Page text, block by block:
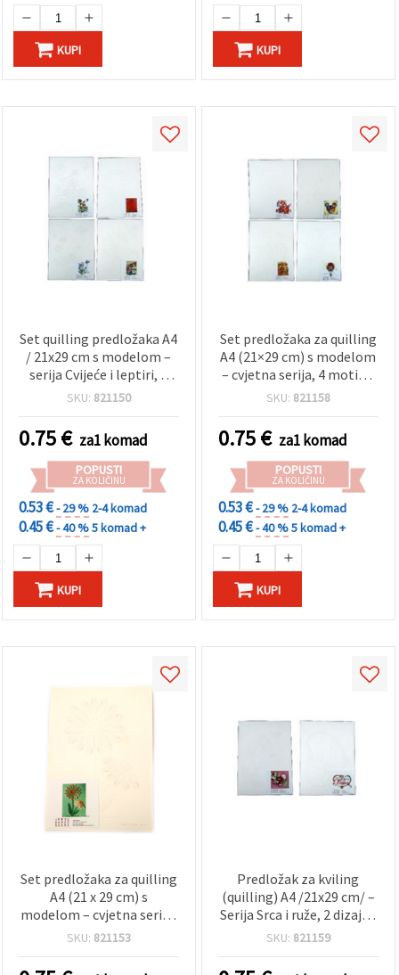
KUPI KUPI
Set quilling predložaka A4
/ 21x29 cm s modelom –
serija Cvijeće i leptiri, 4
dizajna, asortirano – 1
SKU: 821150
0.75€ za1 komad
POPUSTI
ZA KOLIČINU
0.53 €- 29 % 2-4 komad
0.45 €- 40 %5 komad +
KUPI
Set predložaka za quilling
A4 (21×29 cm) s modelom
– cvjetna serija, 4 motiva,
1 kom
SKU: 821158
0.75€ za1 komad
POPUSTI
ZA KOLIČINU
0.53 €- 29 % 2-4 komad
0.45 €- 40 %5 komad +
KUPI
Set predložaka za quilling
A4 (21 x 29 cm) s
modelom – cvjetna serija,
2 vrste (asortirano) – 1
SKU: 821153
Predložak za kviling
(quilling) A4 /21x29 cm/ –
Serija Srca i ruže, 2 dizajna
– 1 kom
SKU: 821159